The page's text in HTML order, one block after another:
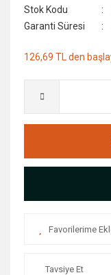
Stok Kodu
Garanti Süresi
126,69 TL den
Tavsiye Et